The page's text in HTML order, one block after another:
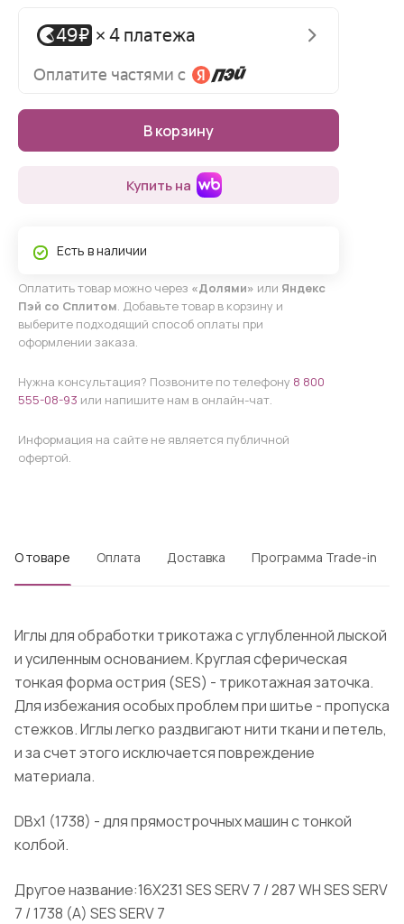
В корзину
Купить на
Есть в наличии
Оплатить товар можно через «Долями» или Яндекс
Пэй со Сплитом. Добавьте товар в корзину и
выберите подходящий способ оплаты при
оформлении заказа.
Нужна консультация? Позвоните по телефону 8 800
555-08-93 или напишите нам в онлайн-чат.
Информация на сайте не является публичной
офертой.
О товаре Оплата Доставка Программа Trade-in
Иглы для обработки трикотажа с углубленной лыской
и усиленным основанием. Круглая сферическая
тонкая форма острия (SES) - трикотажная заточка.
Для избежания особых проблем при шитье - пропуска
стежков. Иглы легко раздвигают нити ткани и петель,
и за счет этого исключается повреждение
материала.
DBx1 (1738) - для прямострочных машин с тонкой
колбой.
Другое название:16X231 SES SERV 7 / 287 WH SES SERV
7 / 1738 (A) SES SERV 7